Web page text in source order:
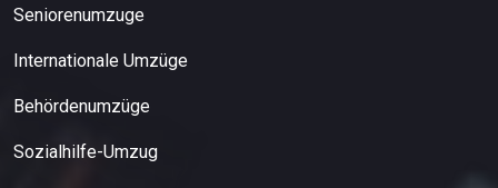
Seniorenumzuge
Internationale Umzüge
Behördenumzüge
Sozialhilfe-Umzug